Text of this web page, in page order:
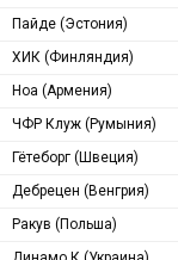
Пайде (Эстония)
ХИК (Финляндия)
Ноа (Армения)
ЧФР Клуж (Румыния)
Гётеборг (Швеция)
Дебрецен (Венгрия)
Ракув (Польша)